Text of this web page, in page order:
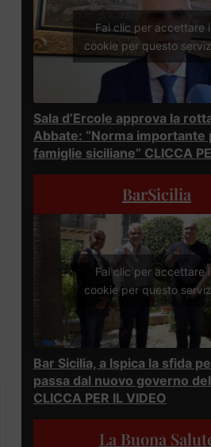
Fai clic per accettare i
cookie per questo
Sala d’Ercole approva la
Abbate: “Norma importante
famiglie siciliane” CLICCA
BarSicilia
Fai clic per accettare i
cookie per questo
Bar Sicilia, a Ispica la sfida
passa dal nuovo governo
CLICCA PER IL VIDEO
La Buona